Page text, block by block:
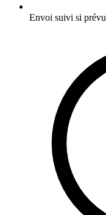
Envoi suivi si prévu